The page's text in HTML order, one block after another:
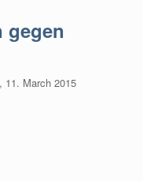
gegen
11. March 2015